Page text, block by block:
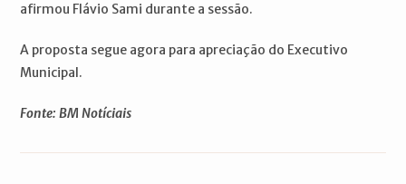
afirmou Flávio Sami durante a sessão.
A proposta segue agora para apreciação do Executivo
Municipal.
Fonte: BM Notíciais